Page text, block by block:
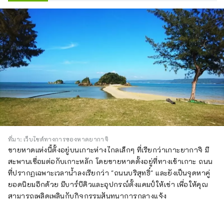
ที่มา: เว็บไซต์ทางการของหาดยากาจิ
ชายหาดแห่งนี้ตั้งอยู่บนเกาะห่างไกลเล็กๆ ที่เรียกว่าเกาะยากาจิ มี
สะพานเชื่อมต่อกับเกาะหลัก โดยชายหาดตั้งอยู่ที่ทางเข้าเกาะ ถนน
ที่ปรากฏเฉพาะเวลาน้ำลงเรียกว่า "ถนนบริสุทธิ์" และยังเป็นจุดหาคู่
ยอดนิยมอีกด้วย มีบาร์บีคิวและอุปกรณ์ตั้งแคมป์ให้เช่า เพื่อให้คุณ
สามารถเพลิดเพลินกับกิจกรรมสันทนาการกลางแจ้ง